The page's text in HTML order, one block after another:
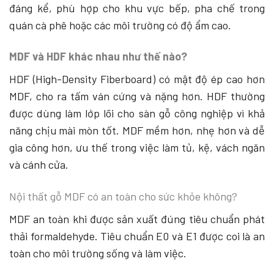
đáng kể, phù hợp cho khu vực bếp, pha chế trong
quán cà phê hoặc các môi trường có độ ẩm cao.
MDF và HDF khác nhau như thế nào?
HDF (High-Density Fiberboard) có mật độ ép cao hơn
MDF, cho ra tấm ván cứng và nặng hơn. HDF thường
được dùng làm lớp lõi cho sàn gỗ công nghiệp vì khả
năng chịu mài mòn tốt. MDF mềm hơn, nhẹ hơn và dễ
gia công hơn, ưu thế trong việc làm tủ, kệ, vách ngăn
và cánh cửa.
Nội thất gỗ MDF có an toàn cho sức khỏe không?
MDF an toàn khi được sản xuất đúng tiêu chuẩn phát
thải formaldehyde. Tiêu chuẩn E0 và E1 được coi là an
toàn cho môi trường sống và làm việc.